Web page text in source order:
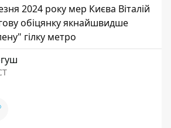
2024 року мер Києва Віталій
обіцянку якнайшвидше
гілку метро